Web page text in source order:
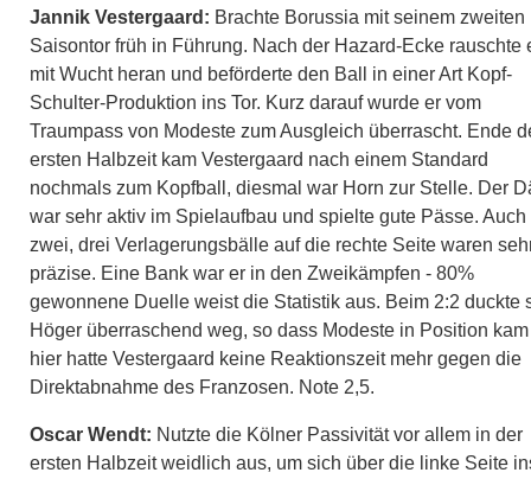
Jannik Vestergaard: Brachte Borussia mit seinem zweiten
Saisontor früh in Führung. Nach der Hazard-Ecke rauschte
mit Wucht heran und beförderte den Ball in einer Art Kopf-
Schulter-Produktion ins Tor. Kurz darauf wurde er vom
Traumpass von Modeste zum Ausgleich überrascht. Ende
ersten Halbzeit kam Vestergaard nach einem Standard
nochmals zum Kopfball, diesmal war Horn zur Stelle. Der
war sehr aktiv im Spielaufbau und spielte gute Pässe. Auch
zwei, drei Verlagerungsbälle auf die rechte Seite waren
präzise. Eine Bank war er in den Zweikämpfen - 80%
gewonnene Duelle weist die Statistik aus. Beim 2:2 duckte
Höger überraschend weg, so dass Modeste in Position kam
hier hatte Vestergaard keine Reaktionszeit mehr gegen die
Direktabnahme des Franzosen. Note 2,5.
Oscar Wendt: Nutzte die Kölner Passivität vor allem in der
ersten Halbzeit weidlich aus, um sich über die linke Seite